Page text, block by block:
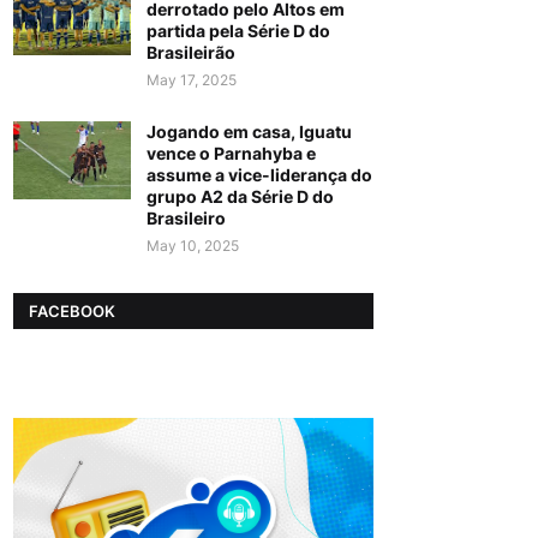
derrotado pelo Altos em
partida pela Série D do
Brasileirão
May 17, 2025
Jogando em casa, Iguatu
vence o Parnahyba e
assume a vice-liderança do
grupo A2 da Série D do
Brasileiro
May 10, 2025
FACEBOOK